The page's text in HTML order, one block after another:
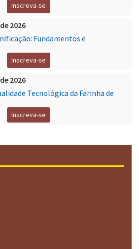
Inscreva-se
2026
Fundamentos e
Inscreva-se
2026
Tecnológica da Farinha de
Inscreva-se